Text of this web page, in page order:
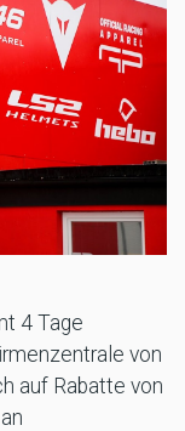
4 Tage
von
auf Rabatte von